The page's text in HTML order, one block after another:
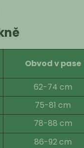
Obvod v pase
62-74 cm
75-81 cm
78-88 cm
86-92 cm